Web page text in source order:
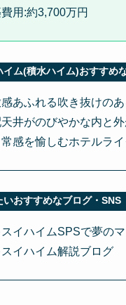
用:約3,700万円
イム(積水ハイム)おすすめ
感あふれる吹き抜けの
井がのびやかな内と
感を愉しむホテルラ
いおすすめなブログ・SNS
スイハイムSPSで夢の
イハイム解説ブログ